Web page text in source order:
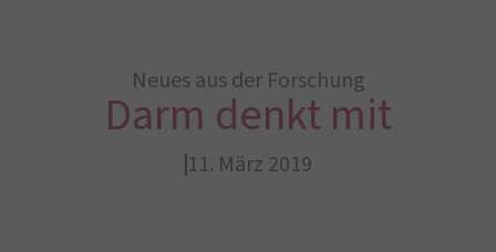
Neues aus der Forschung
Darm denkt mit
11. März 2019